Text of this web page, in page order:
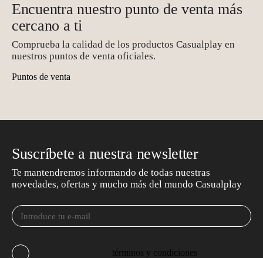
Encuentra nuestro punto de venta más
cercano a ti
Comprueba la calidad de los productos Casualplay en
nuestros puntos de venta oficiales.
Puntos de venta
Suscríbete a nuestra newsletter
Te mantendremos informando de todas nuestras
novedades, ofertas y mucho más del mundo Casualplay
términos y condiciones